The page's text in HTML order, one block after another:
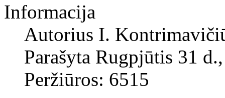
Informacija
Autorius I.
Parašyta Rugpjūtis 31
Peržiūros: 6515